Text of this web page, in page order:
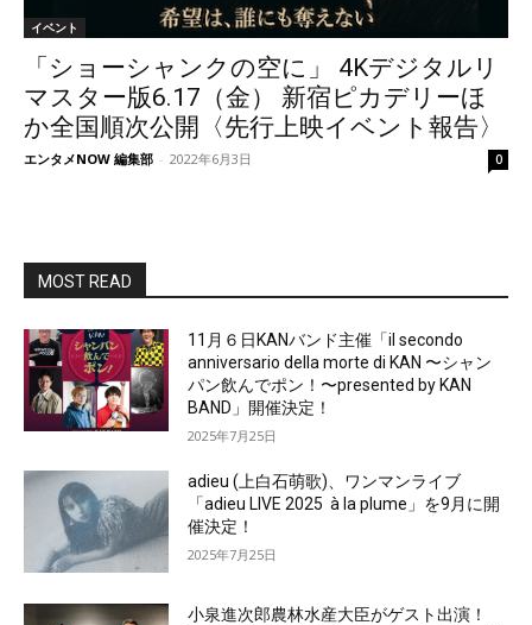
イベント
「ショーシャンクの空に」 4Kデジタルリ
マスター版6.17（金） 新宿ピカデリーほ
か全国順次公開〈先行上映イベント報告〉
エンタメNOW 編集部 - 2022年6月3日 0
MOST READ
11月６日KANバンド主催「il secondo
anniversario della morte di KAN 〜シャン
パン飲んでポン！〜presented by KAN
BAND」開催決定！
2025年7月25日
adieu (上白石萌歌)、ワンマンライブ
「adieu LIVE 2025 à la plume」を9月に開
催決定！
2025年7月25日
小泉進次郎農林水産大臣がゲスト出演！